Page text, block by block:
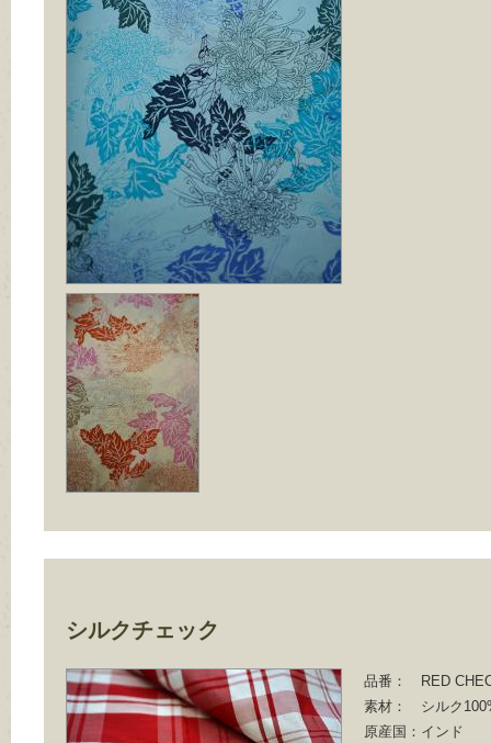
シルクチェック
品番：
RED
素材：
シルク
原産国： インド